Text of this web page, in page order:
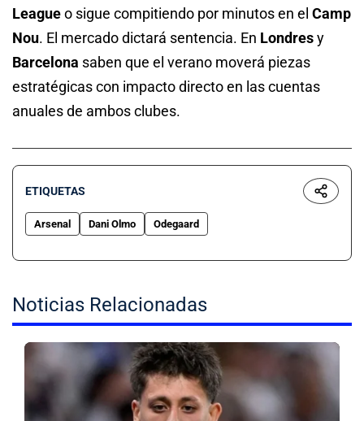
Leagueo sigue compitiendo por minutos en el Camp
Nou. El mercado dictará sentencia. En Londresy
Barcelona saben que el verano moverá piezas
estratégicas con impacto directo en las cuentas
anuales de ambos clubes.
ETIQUETAS
Arsenal Dani Olmo Odegaard
Noticias Relacionadas